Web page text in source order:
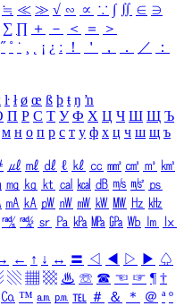
≒ ≪ ≫ √ ∽ ∝ ∵ ∫ ∬ ∈ ∋
∑ ∏ ＋ － ＜ ＝
＞
˝ ˚ ˙ ¸ ¡ ¿ ː ！ ＇ ， ． ／
：
ŀ ł ø œ ß þ ŧ ŋ ŉ
П Р С Т У Ф Х Ц Ч Ш Щ Ъ
м н о п р с т у ф х ц ч ш щ ъ
㎕ ㎖ ㎗ ℓ ㎘ ㏄ ㎣ ㎤ ㎥ ㎦
㎎ ㎏ ㏏ ㎈ ㎉ ㏈ ㎧ ㎨ ㎰
㎃ ㎄ ㎺ ㎻ ㎽ ㎾ ㎿ ㎐ ㎑
㎮ ㎯ ㏛ ㎩ ㎪ ㎫ ㎬ ㏝ ㏐
㏓
← ↑ ↓ ↔ 〓 ◁ ◀ ▷ ▶ ♤
▧ ▦ ▩ ♨ ☏ ☎ ☜ ☞ ¶ †
㏇ ™ ㏂ ㏘ ℡ ＃ ＆ ＊ ＠ ª º